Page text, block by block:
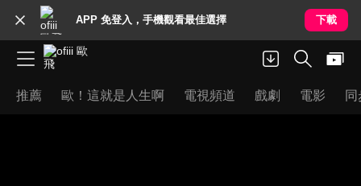
APP 免登入，手機觀看最佳選擇 下載
推薦 歐！這就是人生啊 電視頻道 戲劇 電影